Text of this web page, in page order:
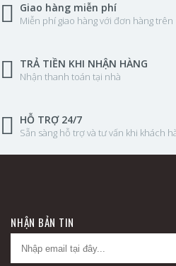
Giao hàng miễn phí
Miễn phí giao hàng với đơn hàng trên
TRẢ TIỀN KHI NHẬN HÀNG
Nhận thanh toán tại nhà
HỖ TRỢ 24/7
Sẵn sàng hỗ trợ và tư vấn khi khách
NHẬN BẢN TIN